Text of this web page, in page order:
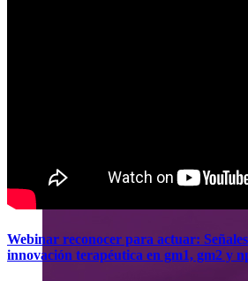
Webinar reconocer para actuar:
innovación terapéutica en gm1, gm2 y